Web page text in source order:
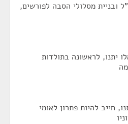
ובניית מסלולי הסבה לפורשים,
יתנו, לראשונה בתולדות
חייב להיות פתרון לאומי